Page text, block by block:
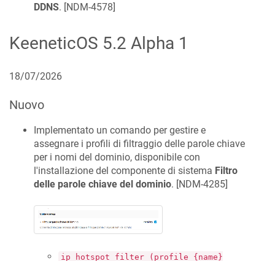
DDNS. [NDM-4578]
KeeneticOS 5.2 Alpha 1
18/07/2026
Nuovo
Implementato un comando per gestire e
assegnare i profili di filtraggio delle parole chiave
per i nomi del dominio, disponibile con
l'installazione del componente di sistema Filtro
delle parole chiave del dominio. [NDM-4285]
ip hotspot filter (profile {name}